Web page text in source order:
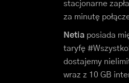
stacjonarne
za minutę
Netia posiada
taryfę
dostajemy
wraz z 10 GB